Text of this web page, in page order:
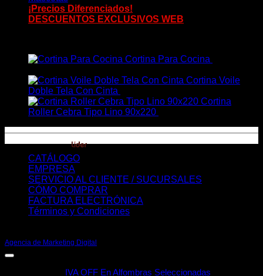
¡Precios Diferenciados!
DESCUENTOS EXCLUSIVOS WEB
Cortina Para Cocina
de
precios:
desde
$319,00
$339,00
Cortina Voile
Doble Tela Con Cinta
de
$339,00
hasta
Cortina
Roller Cebra Tipo Lino 90x220
CATÁLOGO
EMPRESA
SERVICIO AL CLIENTE / SUCURSALES
CÓMO COMPRAR
FACTURA ELECTRÓNICA
Términos y Condiciones
Agencia de Marketing Digital
IVA OFF En Alfombras Seleccionadas